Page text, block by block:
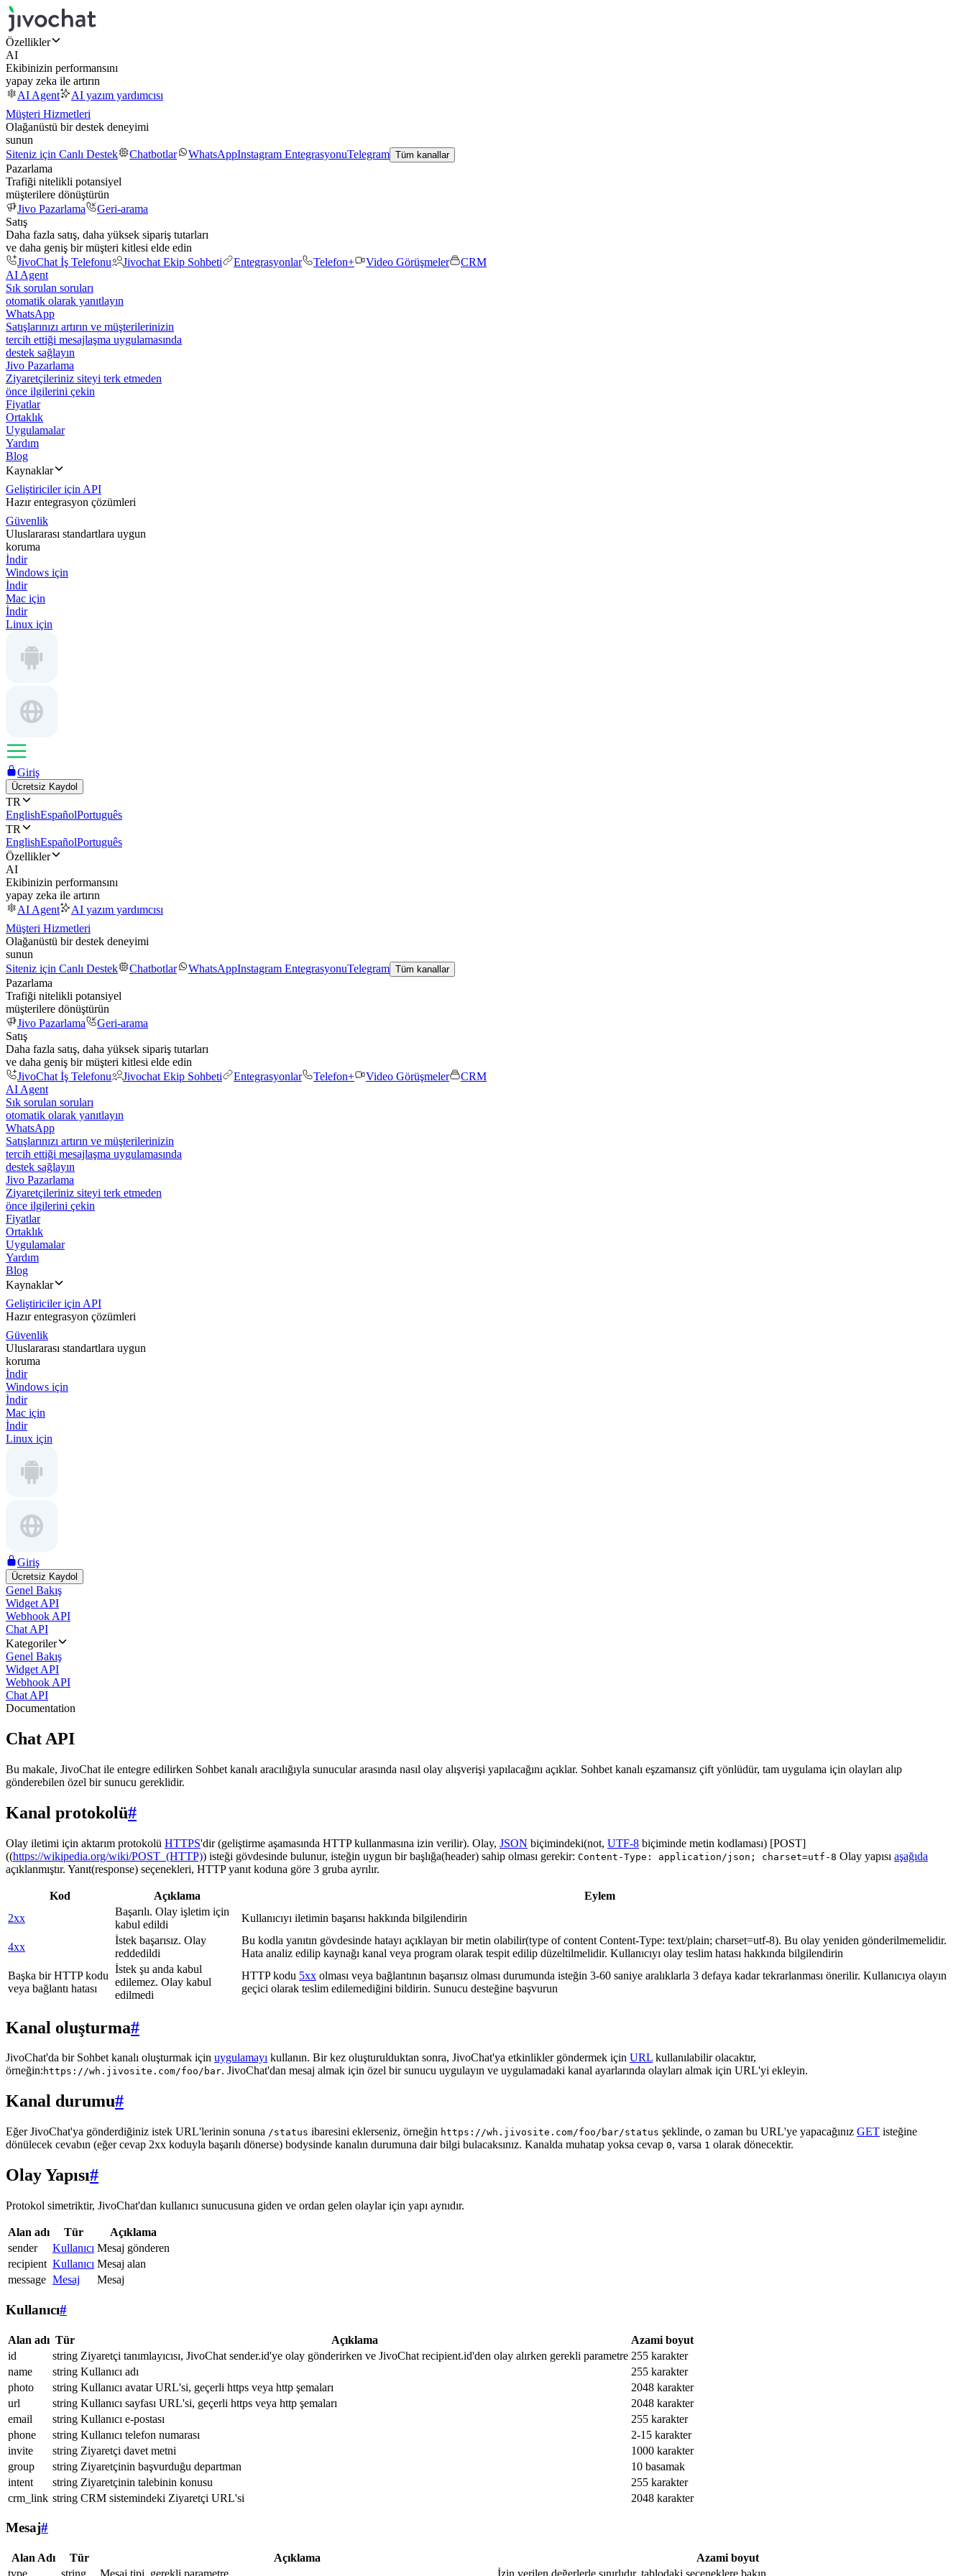
Özellikler
AI
Ekibinizin performansını
yapay zeka ile artırın
AI Agent
AI yazım yardımcısı
Müşteri Hizmetleri
Olağanüstü bir destek deneyimi
sunun
Siteniz için Canlı Destek
Chatbotlar WhatsAppInstagram EntegrasyonuTelegram Tüm kanallar
Pazarlama
Trafiği nitelikli potansiyel
müşterilere dönüştürün
Jivo Pazarlama
Geri-arama
Satış
Daha fazla satış, daha yüksek sipariş tutarları
ve daha geniş bir müşteri kitlesi elde edin
JivoChat İş Telefonu
Jivochat Ekip Sohbeti Entegrasyonlar Telefon+ Video Görüşmeler
CRM
AI Agent
Sık sorulan soruları
otomatik olarak yanıtlayın
WhatsApp
Satışlarınızı artırın ve müşterilerinizin
tercih ettiği mesajlaşma uygulamasında
destek sağlayın
Jivo Pazarlama
Ziyaretçileriniz siteyi terk etmeden
önce ilgilerini çekin
Fiyatlar
Ortaklık
Uygulamalar
Yardım
Blog
Kaynaklar
Geliştiriciler için API
Hazır entegrasyon çözümleri
Güvenlik
Uluslararası standartlara uygun
koruma
İndir
Windows için
İndir
Mac için
İndir
Linux için
Giriş
Ücretsiz Kaydol
TR
EnglishEspañolPortuguês
TR
EnglishEspañolPortuguês
Özellikler
AI
Ekibinizin performansını
yapay zeka ile artırın
AI Agent
AI yazım yardımcısı
Müşteri Hizmetleri
Olağanüstü bir destek deneyimi
sunun
Siteniz için Canlı Destek
Chatbotlar WhatsAppInstagram EntegrasyonuTelegram Tüm kanallar
Pazarlama
Trafiği nitelikli potansiyel
müşterilere dönüştürün
Jivo Pazarlama
Geri-arama
Satış
Daha fazla satış, daha yüksek sipariş tutarları
ve daha geniş bir müşteri kitlesi elde edin
JivoChat İş Telefonu
Jivochat Ekip Sohbeti Entegrasyonlar Telefon+ Video Görüşmeler
CRM
AI Agent
Sık sorulan soruları
otomatik olarak yanıtlayın
WhatsApp
Satışlarınızı artırın ve müşterilerinizin
tercih ettiği mesajlaşma uygulamasında
destek sağlayın
Jivo Pazarlama
Ziyaretçileriniz siteyi terk etmeden
önce ilgilerini çekin
Fiyatlar
Ortaklık
Uygulamalar
Yardım
Blog
Kaynaklar
Geliştiriciler için API
Hazır entegrasyon çözümleri
Güvenlik
Uluslararası standartlara uygun
koruma
İndir
Windows için
İndir
Mac için
İndir
Linux için
Giriş
Ücretsiz Kaydol
Genel Bakış
Widget API
Webhook API
Chat API
Kategoriler
Genel Bakış
Widget API
Webhook API
Chat API
Documentation
Chat API
Bu makale, JivoChat ile entegre edilirken Sohbet kanalı aracılığıyla sunucular arasında nasıl olay alışverişi yapılacağını açıklar. Sohbet kanalı eşzamansız çift yönlüdür, tam uygulama için olayları alıp
gönderebilen özel bir sunucu gereklidir.
Kanal protokolü#
Olay iletimi için aktarım protokolü HTTPS'dir (geliştirme aşamasında HTTP kullanmasına izin verilir). Olay, JSON biçimindeki(not, UTF-8 biçiminde metin kodlaması) [POST]
((https://wikipedia.org/wiki/POST_(HTTP)) isteği gövdesinde bulunur, isteğin uygun bir başlığa(header) sahip olması gerekir: Content-Type: application/json; charset=utf-8 Olay yapısı aşağıda
açıklanmıştır. Yanıt(response) seçenekleri, HTTP yanıt koduna göre 3 gruba ayrılır.
Kod Açıklama
Eylem
2xx
Başarılı. Olay işletim için
kabul edildi
Kullanıcıyı iletimin başarısı hakkında bilgilendirin
4xx
İstek başarısız. Olay
reddedildi
Bu kodla yanıtın gövdesinde hatayı açıklayan bir metin olabilir(type of content Content-Type: text/plain; charset=utf-8). Bu olay yeniden gönderilmemelidir.
Hata analiz edilip kaynağı kanal veya program olarak tespit edilip düzeltilmelidir. Kullanıcıyı olay teslim hatası hakkında bilgilendirin
Başka bir HTTP kodu
veya bağlantı hatası
İstek şu anda kabul
edilemez. Olay kabul
edilmedi
HTTP kodu 5xx olması veya bağlantının başarısız olması durumunda isteğin 3-60 saniye aralıklarla 3 defaya kadar tekrarlanması önerilir. Kullanıcıya olayın
geçici olarak teslim edilemediğini bildirin. Sunucu desteğine başvurun
Kanal oluşturma#
JivoChat'da bir Sohbet kanalı oluşturmak için uygulamayı kullanın. Bir kez oluşturulduktan sonra, JivoChat'ya etkinlikler göndermek için URL kullanılabilir olacaktır,
örneğin: https://wh.jivosite.com/foo/bar. JivoChat'dan mesaj almak için özel bir sunucu uygulayın ve uygulamadaki kanal ayarlarında olayları almak için URL'yi ekleyin.
Kanal durumu#
Eğer JivoChat'ya gönderdiğiniz istek URL'lerinin sonuna /status ibaresini eklerseniz, örneğin https://wh.jivosite.com/foo/bar/status şeklinde, o zaman bu URL'ye yapacağınız GET isteğine
dönülecek cevabın (eğer cevap 2xx koduyla başarılı dönerse) bodysinde kanalın durumuna dair bilgi bulacaksınız. Kanalda muhatap yoksa cevap 0, varsa 1 olarak dönecektir.
Olay Yapısı#
Protokol simetriktir, JivoChat'dan kullanıcı sunucusuna giden ve ordan gelen olaylar için yapı aynıdır.
Alan adı Tür
Açıklama
sender
Kullanıcı Mesaj gönderen
recipient Kullanıcı Mesaj alan
message Mesaj Mesaj
Kullanıcı#
Alan adı Tür Açıklama
Azami boyut
id
string Ziyaretçi tanımlayıcısı, JivoChat sender.id'ye olay gönderirken ve JivoChat recipient.id'den olay alırken gerekli parametre 255 karakter
name
string Kullanıcı adı
255 karakter
photo
string Kullanıcı avatar URL'si, geçerli https veya http şemaları
2048 karakter
url
string Kullanıcı sayfası URL'si, geçerli https veya http şemaları
2048 karakter
email
string Kullanıcı e-postası
255 karakter
phone
string Kullanıcı telefon numarası
2-15 karakter
invite
string Ziyaretçi davet metni
1000 karakter
group
string Ziyaretçinin başvurduğu departman
10 basamak
intent
string Ziyaretçinin talebinin konusu
255 karakter
crm_link string CRM sistemindeki Ziyaretçi URL'si 2048 karakter
Mesaj#
Alan Adı Tür Açıklama
Azami boyut
type
string Mesaj tipi, gerekli parametre İzin verilen değerlerle sınırlıdır, tablodaki seçeneklere bakın